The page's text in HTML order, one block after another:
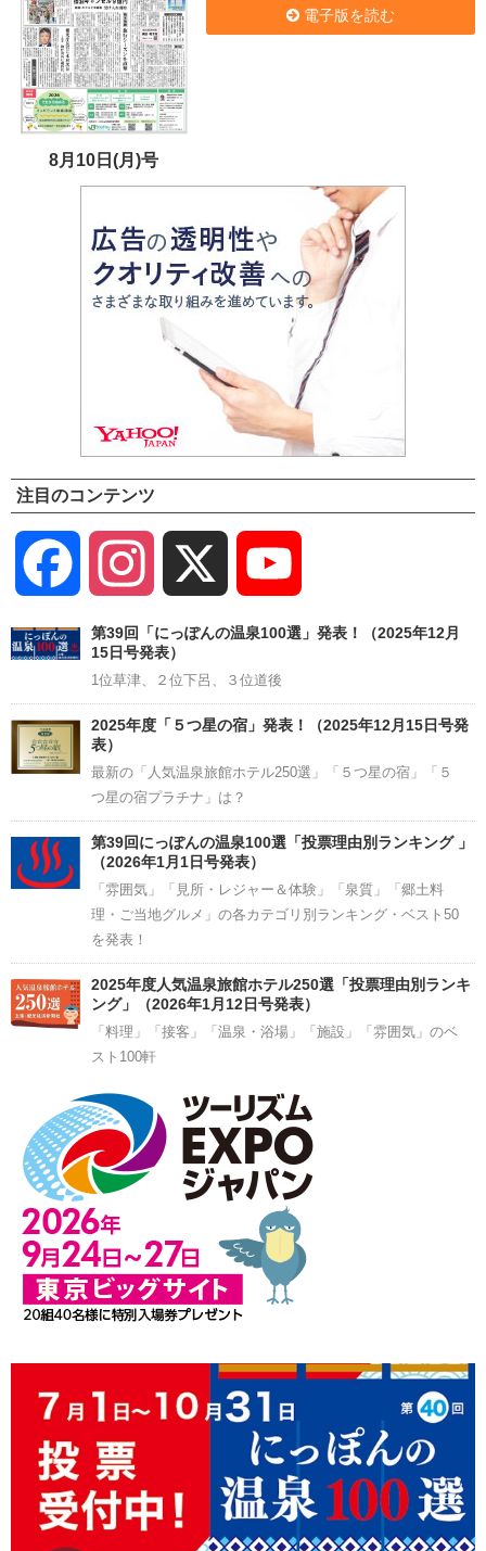
8月10日(月)号
電子版を読む
注目のコンテンツ
Facebook Instagram
Channel
第39回「にっぽんの温泉100選」発表！（2025年12月
15日号発表）
1位草津、２位下呂、３位道後
2025年度「５つ星の宿」発表！（2025年12月15日号発
表）
最新の「人気温泉旅館ホテル250選」「５つ星の宿」「５
つ星の宿プラチナ」は？
第39回にっぽんの温泉100選「投票理由別ランキング 」
（2026年1月1日号発表）
「雰囲気」「見所・レジャー＆体験」「泉質」「郷土料
理・ご当地グルメ」の各カテゴリ別ランキング・ベスト50
を発表！
2025年度人気温泉旅館ホテル250選「投票理由別ランキ
ング」（2026年1月12日号発表）
「料理」「接客」「温泉・浴場」「施設」「雰囲気」のベ
スト100軒